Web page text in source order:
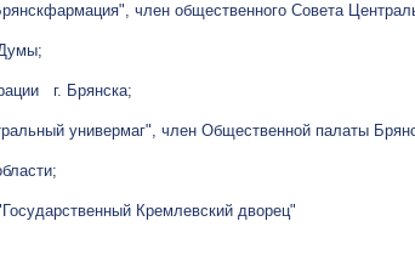
член общественного Совета
г. Брянска;
универмаг", член Общественной палаты
Кремлевский дворец"